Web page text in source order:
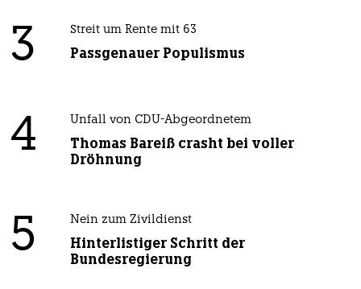
3 Streit um Rente mit 63
Passgenauer Populismus
4 Unfall von CDU-Abgeordnetem
Thomas Bareiß crasht bei voller
Dröhnung
5 Nein zum Zivildienst
Hinterlistiger Schritt der
Bundesregierung